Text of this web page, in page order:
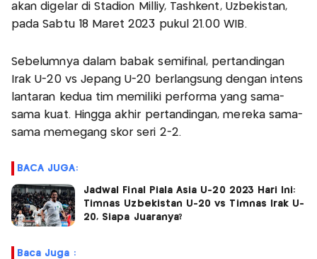
akan digelar di Stadion Milliy, Tashkent, Uzbekistan,
pada Sabtu 18 Maret 2023 pukul 21.00 WIB.
Sebelumnya dalam babak semifinal, pertandingan
Irak U-20 vs Jepang U-20 berlangsung dengan intens
lantaran kedua tim memiliki performa yang sama-
sama kuat. Hingga akhir pertandingan, mereka sama-
sama memegang skor seri 2-2.
BACA JUGA:
Jadwal Final Piala Asia U-20 2023 Hari Ini:
Timnas Uzbekistan U-20 vs Timnas Irak U-
20, Siapa Juaranya?
Baca Juga :